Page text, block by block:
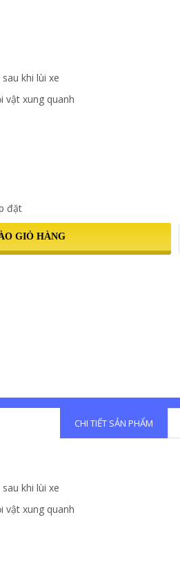
khi lùi xe
vật xung quanh
đặt
GIỎ HÀNG
CHI TIẾT SẢN PHẨM
khi lùi xe
vật xung quanh